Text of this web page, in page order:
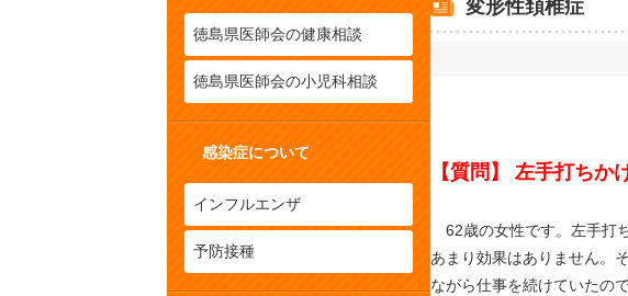
変形性頚椎症
【質問】 左手打ちか
62歳の女性です。左手打
あまり効果はありません。
ながら仕事を続けていたの
徳島県医師会の健康相談
徳島県医師会の小児科相談
感染症について
インフルエンザ
予防接種